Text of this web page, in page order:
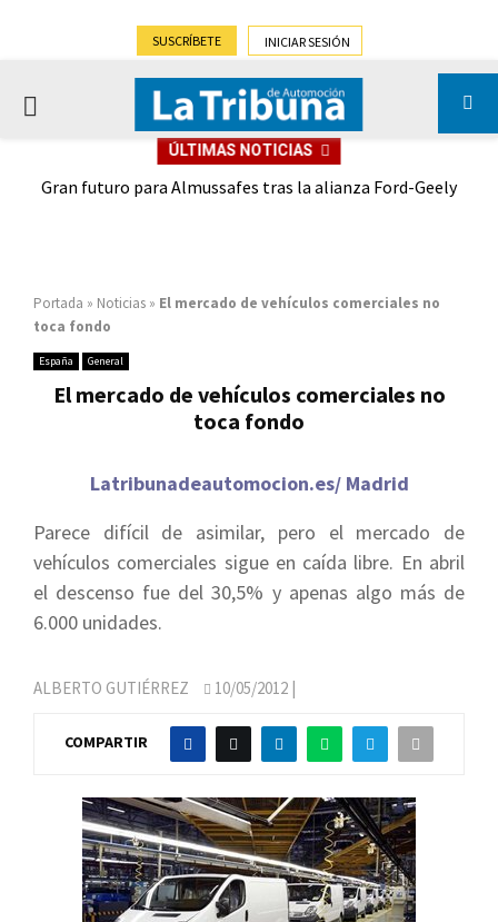
SUSCRÍBETE INICIAR SESIÓN
PRIMARY
ÚLTIMAS NOTICIAS
Gran futuro para Almussafes tras la alianza Ford-Geely
Portada » Noticias » El mercado de vehículos comerciales no
toca fondo
España General
El mercado de vehículos comerciales no
toca fondo
Latribunadeautomocion.es/ Madrid
Parece difícil de asimilar, pero el mercado de
vehículos comerciales sigue en caída libre. En abril
el descenso fue del 30,5% y apenas algo más de
6.000 unidades.
ALBERTO GUTIÉRREZ 10/05/2012 |
COMPARTIR